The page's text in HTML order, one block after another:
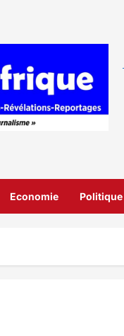
Economie Politique